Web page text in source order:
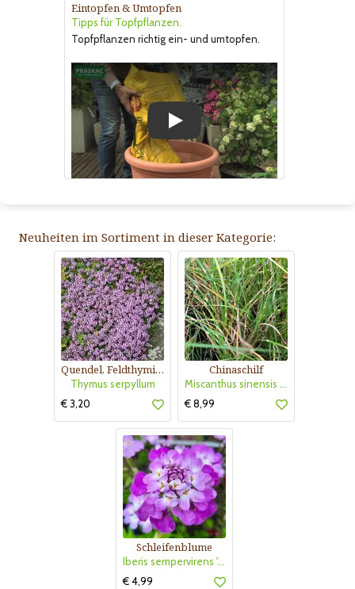
Eintopfen & Umtopfen
Tipps für Topfpflanzen.
Topfpflanzen richtig ein- und umtopfen.
Neuheiten im Sortiment in dieser Kategorie:
Quendel, Feldthymian
Thymus serpyllum
€ 3,20
Chinaschilf
Miscanthus sinensis 'Strictus Dwarf'
€ 8,99
Schleifenblume
Iberis sempervirens 'Absolutely Amethyst'
€ 4,99